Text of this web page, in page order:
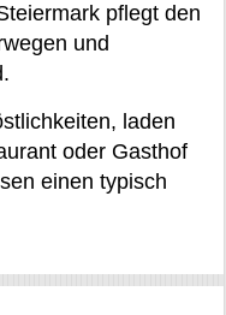
pflegt den
und
laden
oder Gasthof
einen typisch